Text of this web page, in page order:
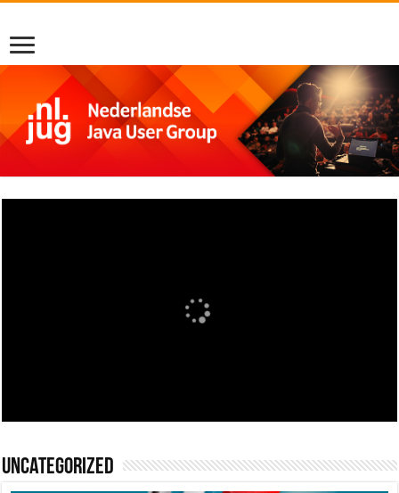
Uncategorized